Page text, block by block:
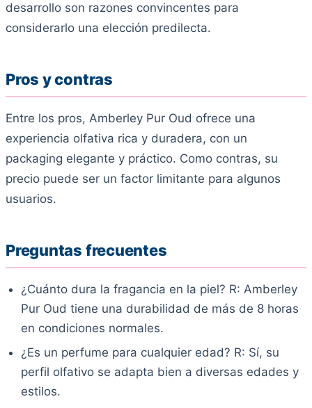
desarrollo son razones convincentes para
considerarlo una elección predilecta.
Pros y contras
Entre los pros, Amberley Pur Oud ofrece una
experiencia olfativa rica y duradera, con un
packaging elegante y práctico. Como contras, su
precio puede ser un factor limitante para algunos
usuarios.
Preguntas frecuentes
¿Cuánto dura la fragancia en la piel? R: Amberley
Pur Oud tiene una durabilidad de más de 8 horas
en condiciones normales.
¿Es un perfume para cualquier edad? R: Sí, su
perfil olfativo se adapta bien a diversas edades y
estilos.